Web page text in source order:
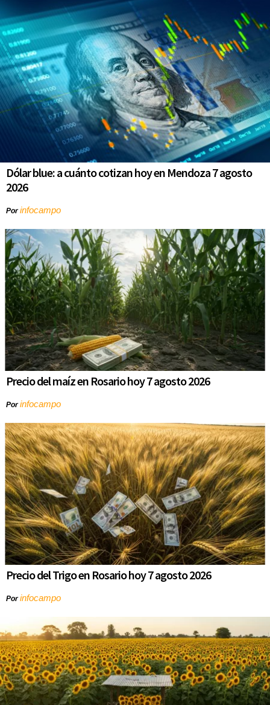
Dólar blue: a cuánto cotizan hoy en Mendoza 7 agosto
2026
Porinfocampo
Precio del maíz en Rosario hoy 7 agosto 2026
Porinfocampo
Precio del Trigo en Rosario hoy 7 agosto 2026
Porinfocampo